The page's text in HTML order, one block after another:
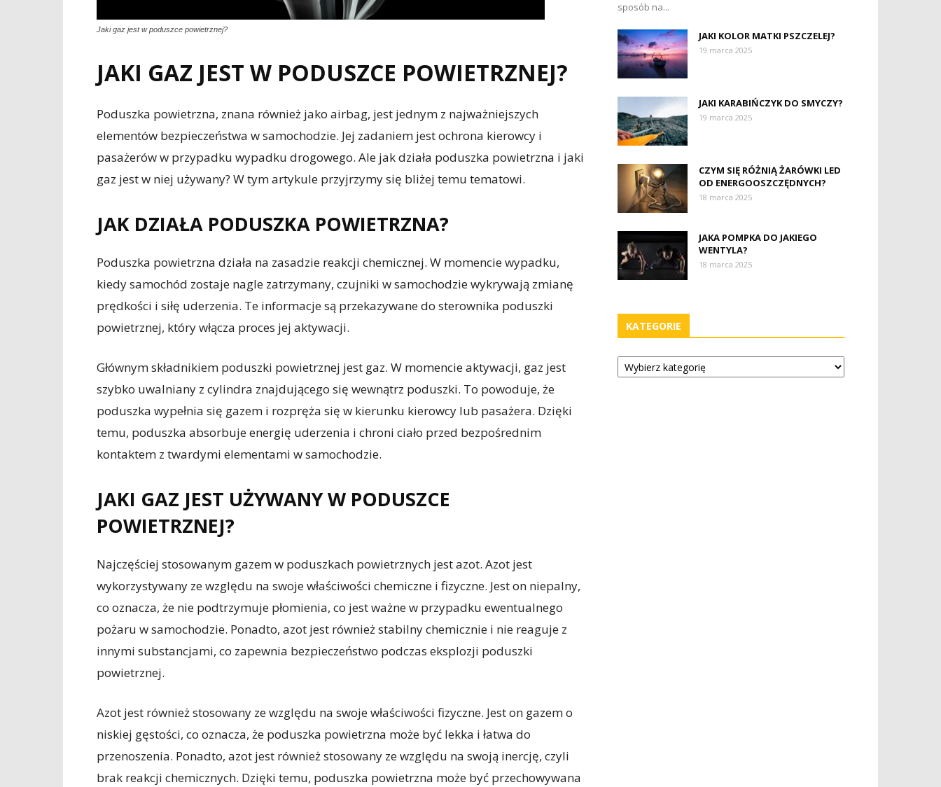
Jaki gaz jest w poduszce powietrznej?
JAKI GAZ JEST W PODUSZCE POWIETRZNEJ?
Poduszka powietrzna, znana również jako airbag, jest jednym z najważniejszych
elementów bezpieczeństwa w samochodzie. Jej zadaniem jest ochrona kierowcy i
pasażerów w przypadku wypadku drogowego. Ale jak działa poduszka powietrzna i jaki
gaz jest w niej używany? W tym artykule przyjrzymy się bliżej temu tematowi.
JAK DZIAŁA PODUSZKA POWIETRZNA?
Poduszka powietrzna działa na zasadzie reakcji chemicznej. W momencie wypadku,
kiedy samochód zostaje nagle zatrzymany, czujniki w samochodzie wykrywają zmianę
prędkości i siłę uderzenia. Te informacje są przekazywane do sterownika poduszki
powietrznej, który włącza proces jej aktywacji.
Głównym składnikiem poduszki powietrznej jest gaz. W momencie aktywacji, gaz jest
szybko uwalniany z cylindra znajdującego się wewnątrz poduszki. To powoduje, że
poduszka wypełnia się gazem i rozpręża się w kierunku kierowcy lub pasażera. Dzięki
temu, poduszka absorbuje energię uderzenia i chroni ciało przed bezpośrednim
kontaktem z twardymi elementami w samochodzie.
JAKI GAZ JEST UŻYWANY W PODUSZCE
POWIETRZNEJ?
Najczęściej stosowanym gazem w poduszkach powietrznych jest azot. Azot jest
wykorzystywany ze względu na swoje właściwości chemiczne i fizyczne. Jest on niepalny,
co oznacza, że nie podtrzymuje płomienia, co jest ważne w przypadku ewentualnego
pożaru w samochodzie. Ponadto, azot jest również stabilny chemicznie i nie reaguje z
innymi substancjami, co zapewnia bezpieczeństwo podczas eksplozji poduszki
powietrznej.
Azot jest również stosowany ze względu na swoje właściwości fizyczne. Jest on gazem o
niskiej gęstości, co oznacza, że poduszka powietrzna może być lekka i łatwa do
przenoszenia. Ponadto, azot jest również stosowany ze względu na swoją inercję, czyli
brak reakcji chemicznych. Dzięki temu, poduszka powietrzna może być przechowywana
sposób na...
JAKI KOLOR MATKI PSZCZELEJ?
19 marca 2025
JAKI KARABIŃCZYK DO SMYCZY?
19 marca 2025
CZYM SIĘ RÓŻNIĄ ŻARÓWKI LED
OD ENERGOOSZCZĘDNYCH?
18 marca 2025
JAKA POMPKA DO JAKIEGO
WENTYLA?
18 marca 2025
KATEGORIE
Kategorie